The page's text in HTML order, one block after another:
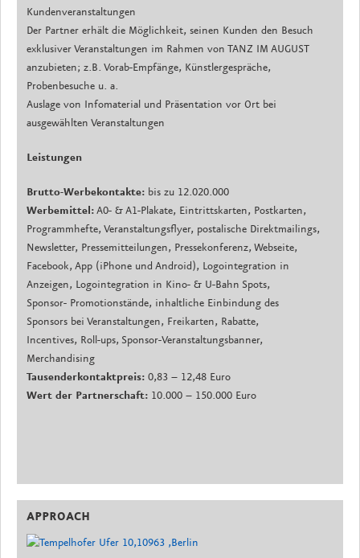
Kundenveranstaltungen
Der Partner erhält die Möglichkeit, seinen Kunden den Besuch
exklusiver Veranstaltungen im Rahmen von TANZ IM AUGUST
anzubieten; z.B. Vorab-Empfänge, Künstlergespräche,
Probenbesuche u. a.
Auslage von Infomaterial und Präsentation vor Ort bei
ausgewählten Veranstaltungen
Leistungen
Brutto-Werbekontakte: bis zu 12.020.000
Werbemittel:A0- & A1-Plakate, Eintrittskarten, Postkarten,
Programmhefte, Veranstaltungsflyer, postalische Direktmailings,
Newsletter, Pressemitteilungen, Pressekonferenz, Webseite,
Facebook, App (iPhone und Android), Logointegration in
Anzeigen, Logointegration in Kino- & U-Bahn Spots,
Sponsor- Promotionstände, inhaltliche Einbindung des
Sponsors bei Veranstaltungen, Freikarten, Rabatte,
Incentives, Roll-ups, Sponsor-Veranstaltungsbanner,
Merchandising
Tausenderkontaktpreis: 0,83 – 12,48 Euro
Wert der Partnerschaft: 10.000 – 150.000 Euro
APPROACH